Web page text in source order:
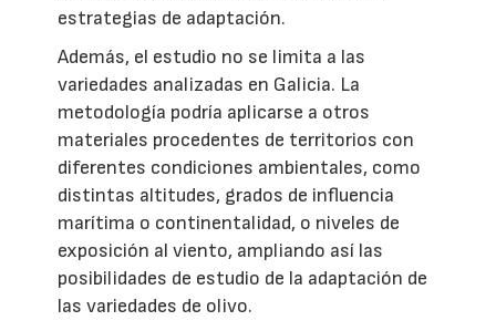
estrategias de adaptación.
Además, el estudio no se limita a las
variedades analizadas en Galicia. La
metodología podría aplicarse a otros
materiales procedentes de territorios con
diferentes condiciones ambientales, como
distintas altitudes, grados de influencia
marítima o continentalidad, o niveles de
exposición al viento, ampliando así las
posibilidades de estudio de la adaptación de
las variedades de olivo.